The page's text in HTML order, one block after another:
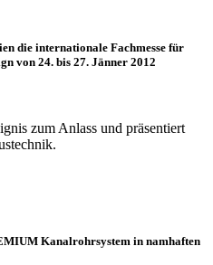
die internationale Fachmesse für
von 24. bis 27. Jänner 2012
zum Anlass und präsentiert
Kanalrohrsystem in namhaften